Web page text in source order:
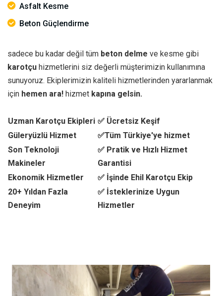
Asfalt Kesme
Beton Güçlendirme
sadece bu kadar değil tüm beton delme ve kesme gibi
karotçu hizmetlerini siz değerli müşterimizin kullanımına
sunuyoruz. Ekiplerimizin kaliteli hizmetlerinden yararlanmak
için hemen ara! hizmet kapına gelsin.
Uzman Karotçu Ekipleri ✅ Ücretsiz Keşif
Güleryüzlü Hizmet
✅Tüm Türkiye'ye hizmet
Son Teknoloji
Makineler
✅ Pratik ve Hızlı Hizmet
Garantisi
Ekonomik Hizmetler
✅ İşinde Ehil Karotçu Ekip
20+ Yıldan Fazla
Deneyim
✅ İsteklerinize Uygun
Hizmetler